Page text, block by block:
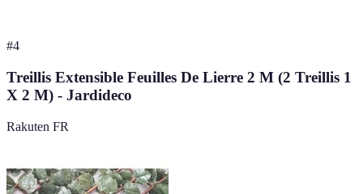
#4
Treillis Extensible Feuilles De Lierre 2 M (2 Treillis 1
X 2 M) - Jardideco
Rakuten FR